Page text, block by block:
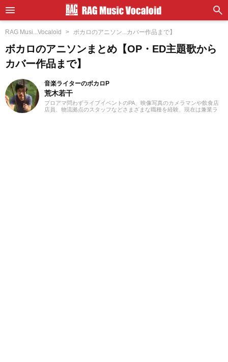
RAG Musi...Vocaloid ボカロのアニソン...カバー作品まで】
ボカロのアニソンまとめ【OP・ED主題歌から
カバー作品まで】
音楽ライターのボカロP
荒木若干
プロアマ問わずライブイベントのPA、映像写真のカメラマンや飲食店
店員、物流拠点のスタッフなどさまざまな職種を経験、現在は兼業ラ